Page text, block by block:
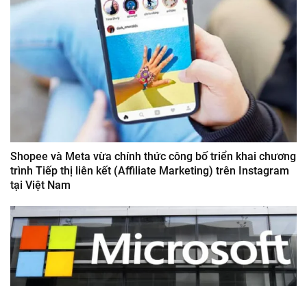
Shopee và Meta vừa chính thức công bố triển khai chương
trình Tiếp thị liên kết (Affiliate Marketing) trên Instagram
tại Việt Nam